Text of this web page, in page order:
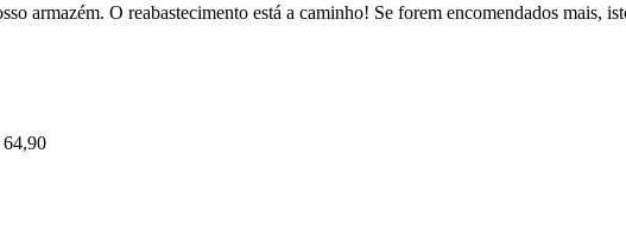
armazém. O reabastecimento está a caminho! Se forem encomendados mais,
64,90